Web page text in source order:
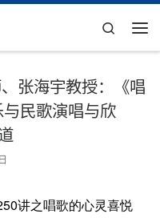
Search
张海宇教授：《唱
民歌演唱与欣
讲之唱歌的心灵喜悦